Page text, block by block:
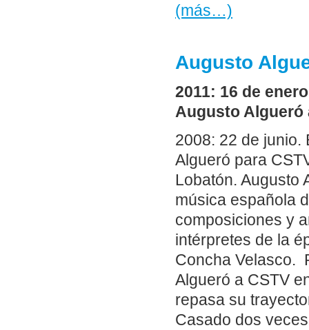
(más…)
Augusto
2011: 16 de
Augusto Algueró
2008: 22 de junio.
Algueró para
Lobatón. Augusto
música española
composiciones y
intérpretes de la
Concha Velasco.
Algueró a CSTV
repasa su
Casado dos